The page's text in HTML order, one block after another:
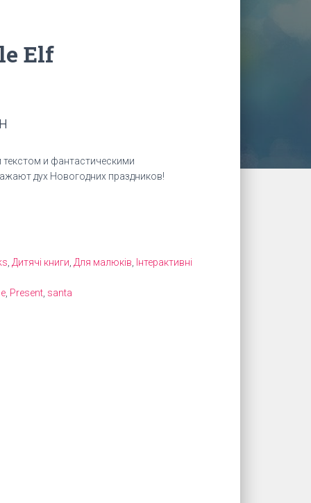
Elf
120.00 грн.
и фантастическими
дух Новогодних праздников!
Дитячі книги Для малюків Інтерактивні
Present santa